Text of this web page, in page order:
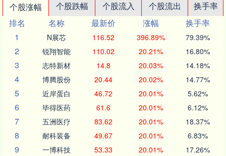
个股涨幅 个股跌幅 个股流入 个股流出
换手率
排名
名称 最新价 涨幅
换手率
1
N展芯 116.52 396.89% 79.39%
2 锐翔智能 110.02 20.21% 16.80%
3 志特新材 14.8 20.03% 14.18%
4 博腾股份 20.44 20.02% 14.77%
5 近岸蛋白 46.72 20.01% 5.62%
6 毕得医药 61.6 20.01% 6.12%
7 五洲医疗 83.62 20.01% 18.37%
8 耐科装备 49.67 20.01% 6.83%
9 一博科技 53.33 20.01% 17.26%